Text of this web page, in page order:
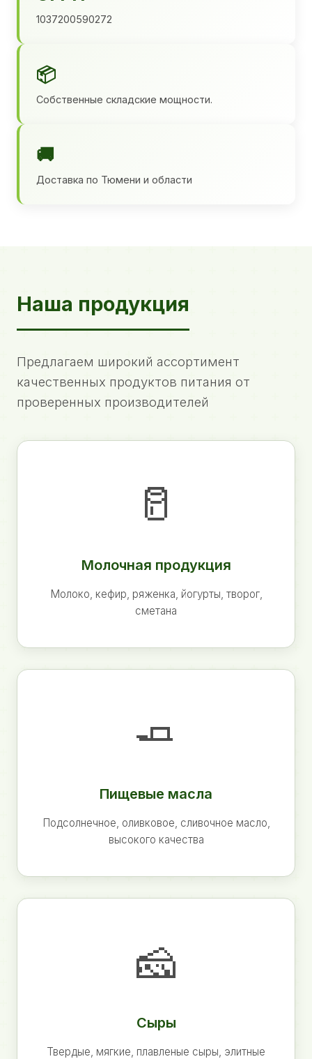
1037200590272
📦
Собственные складские мощности.
🚚
Доставка по Тюмени и области
Наша продукция
Предлагаем широкий ассортимент
качественных продуктов питания от
проверенных производителей
🥛
Молочная продукция
Молоко, кефир, ряженка, йогурты, творог,
сметана
🧈
Пищевые масла
Подсолнечное, оливковое, сливочное масло,
высокого качества
🧀
Сыры
Твердые, мягкие, плавленые сыры, элитные